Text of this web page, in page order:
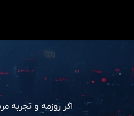
اگر روزمه و تجربه